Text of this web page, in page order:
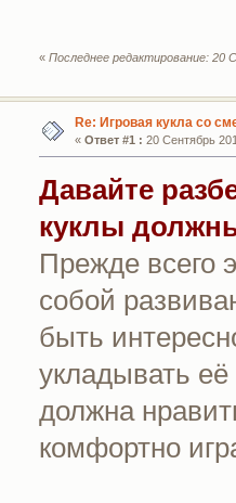
«Последнее редактирование: 20
Re: Игровая кукла со
« Ответ #1 : 20 Сентябрь
Давайте
куклы
Прежде всего
собой
быть
укладывать её
должна
комфортно